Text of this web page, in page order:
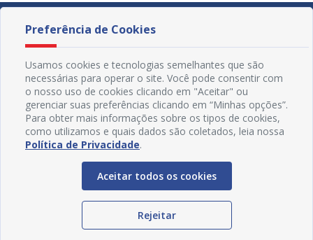
Redes Sociais
Preferência de Cookies
Usamos cookies e tecnologias semelhantes que são
necessárias para operar o site. Você pode consentir com
o nosso uso de cookies clicando em "Aceitar" ou
gerenciar suas preferências clicando em “Minhas opções”.
Para obter mais informações sobre os tipos de cookies,
como utilizamos e quais dados são coletados, leia nossa
Política de Privacidade.
Aceitar todos os cookies
Rejeitar